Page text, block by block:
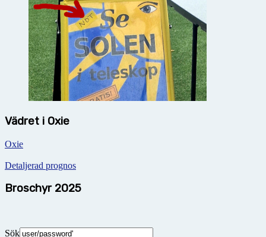
Vädret i Oxie
Oxie
Detaljerad prognos
Broschyr 2025
Sök